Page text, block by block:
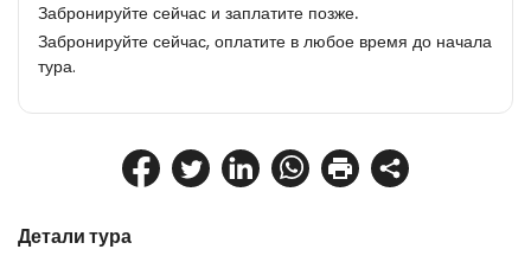
Детали тура
Забронируйте сейчас и заплатите позже.
Забронируйте сейчас, оплатите в любое время до начала
тура.